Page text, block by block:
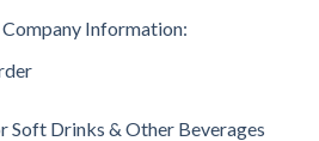
Information:
Soft Drinks & Other Beverages